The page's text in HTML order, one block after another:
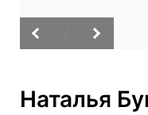
Наталья